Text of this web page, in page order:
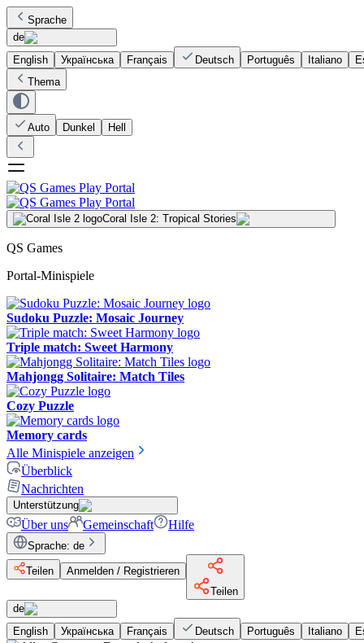
Sprache
de
English
Українська Français Deutsch Português Italiano
Thema
Auto Dunkel Hell
Coral Isle 2: Tropical Stories
QS Games
Portal-Minispiele
Sudoku Puzzle: Mosaic Journey
Triple match: Sweet Harmony
Mahjongg Solitaire: Match Tiles
Cozy Puzzle
Memory cards
Alle Minispiele anzeigen
Überblick
Nachrichten
Unterstützung
Über uns Gemeinschaft Hilfe
Sprache: de
Teilen
Anmelden / Registrieren
Teilen
de
English
Українська Français Deutsch Português Italiano